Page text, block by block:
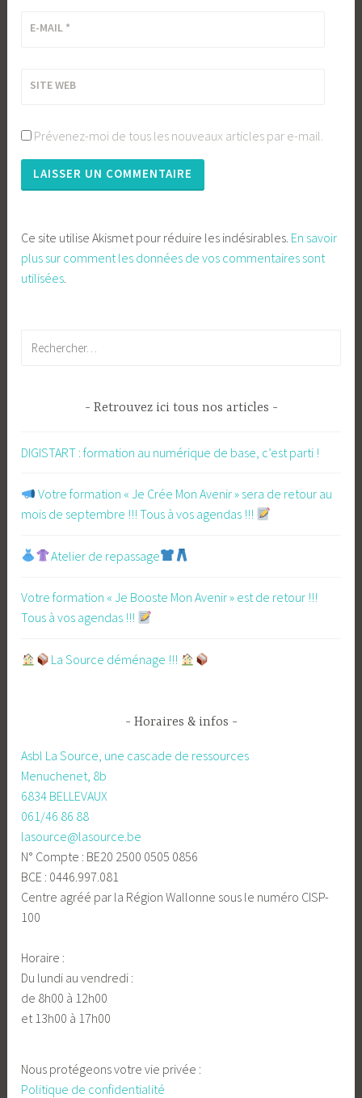
E-MAIL *
SITE WEB
Prévenez-moi de tous les nouveaux articles par e-mail.
Ce site utilise Akismet pour réduire les indésirables. En savoir
plus sur comment les données de vos commentaires sont
utilisées
Retrouvez ici tous nos articles
DIGISTART : formation au numérique de base, c’est parti !
​ Votre formation « Je Crée Mon Avenir » sera de retour au
mois de septembre !!! Tous à vos agendas !!!
Atelier de repassage​
Votre formation « Je Booste Mon Avenir » est de retour !!!
Tous à vos agendas !!!
​La Source déménage !!!
Horaires & infos
Asbl La Source, une cascade de ressources
Menuchenet, 8b
6834 BELLEVAUX
061/46 86 88
lasource@lasource.be
N° Compte : BE20 2500 0505 0856
BCE : 0446.997.081
Centre agréé par la Région Wallonne sous le numéro CISP-
100
Horaire :
Du lundi au vendredi :
de 8h00 à 12h00
et 13h00 à 17h00
Nous protégeons votre vie privée :
Politique de confidentialité